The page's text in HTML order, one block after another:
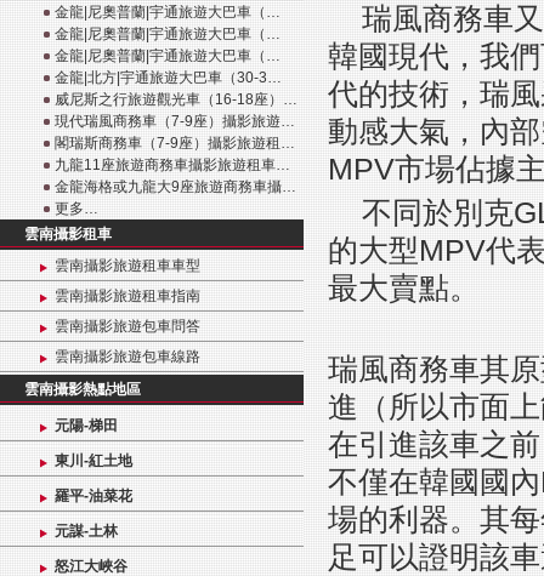
金龍|尼奧普蘭|宇通旅遊大巴車（…
金龍|尼奧普蘭|宇通旅遊大巴車（…
金龍|尼奧普蘭|宇通旅遊大巴車（…
金龍|北方|宇通旅遊大巴車（30-3…
威尼斯之行旅遊觀光車（16-18座）…
現代瑞風商務車（7-9座）攝影旅遊…
閣瑞斯商務車（7-9座）攝影旅遊租…
九龍11座旅遊商務車攝影旅遊租車…
金龍海格或九龍大9座旅遊商務車攝…
更多…
雲南攝影租車
雲南攝影旅遊租車車型
雲南攝影旅遊租車指南
雲南攝影旅遊包車問答
雲南攝影旅遊包車線路
雲南攝影熱點地區
元陽-梯田
東川-紅土地
羅平-油菜花
元謀-土林
怒江大峽谷
瑞風商務車
韓國現代，我
代的技術，瑞
動感大氣，內
MPV市場佔據
不同於別克
的大型MPV代
最大賣點。
瑞風商務車其
進（所以市面
在引進該車之
不僅在韓國國
場的利器。其
足可以證明該